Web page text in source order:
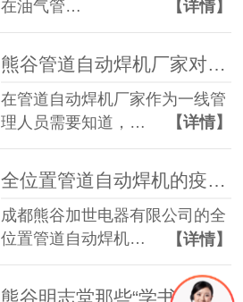
在油气管…
【详情】
熊谷管道自动焊机厂家对管理角色的认知
在管道自动焊机厂家作为一线管
理人员需要知道，…
【详情】
全位置管道自动焊机的疫情成本
成都熊谷加世电器有限公司的全
位置管道自动焊机…
【详情】
熊谷明志堂那些“学书”的日子